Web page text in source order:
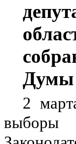
Думы
2